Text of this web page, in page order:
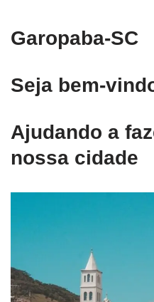
Garopaba-SC
Seja bem-
Ajudando a
nossa cidade